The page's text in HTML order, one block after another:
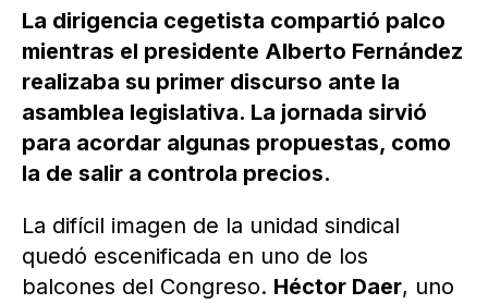
La dirigencia cegetista compartió palco
mientras el presidente Alberto Fernández
realizaba su primer discurso ante la
asamblea legislativa. La jornada sirvió
para acordar algunas propuestas, como
la de salir a controla precios.
La difícil imagen de la unidad sindical
quedó escenificada en uno de los
balcones del Congreso. Héctor Daer, uno